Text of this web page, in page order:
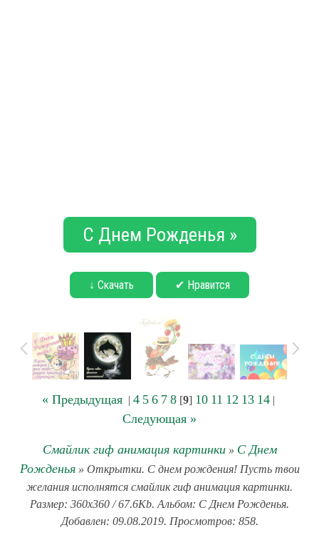
С Днем Рожденья »
↓ Скачать ✔ Нравится
« Предыдущая| 4 5 6 7 8[9] 10 11 12 13 14|
Следующая »
Смайлик гиф анимация картинки» С Днем
Рожденья» Открытки. С днем рождения! Пусть твои
желания исполнятся смайлик гиф анимация картинки.
Размер: 360x360 / 67.6Kb. Альбом: С Днем Рожденья.
Добавлен: 09.08.2019. Просмотров: 858.